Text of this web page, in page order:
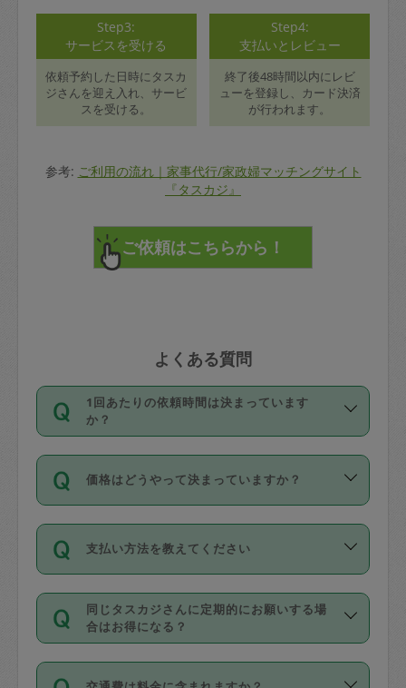
Step3:
サービスを受ける
依頼予約した日時にタスカ
ジさんを迎え入れ、サービ
スを受ける。
Step4:
支払いとレビュー
終了後48時間以内にレビ
ューを登録し、カード決済
が行われます。
参考: ご利用の流れ｜家事代行/家政婦マッチングサイト
『タスカジ』
よくある質問
1回あたりの依頼時間は決まっています
か？
依頼1回につき3時間固定です。3時間を
超えて依頼したい場合は、延長機能をご
利用ください。機能をご利用いただくに
の上事前申請することが必要です。な
お、3時間を下回っても、値引き等はござ
いません。
価格はどうやって決まっていますか？
11種類の価格帯の中からタスカジさん自
身が価格を選んで設定しています。
タスカジさんの価格設定には最初は制限
があり、レビュー件数、レビューの平均
値、などで除々に設定可能な最高額が上
がっていく仕組みになっています。
支払い方法を教えてください
お支払方法はクレジットカード（Visa／
Master／JCB／AMERICAN EXPRESS／
Diners Club）のみとなります。
同じタスカジさんに定期的にお願いする場
合はお得になる？
依頼には「スポット」と「定期（毎週｜